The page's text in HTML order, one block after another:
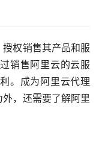
权销售其产品和服
销售阿里云的云服
。成为阿里云代理
，还需要了解阿里